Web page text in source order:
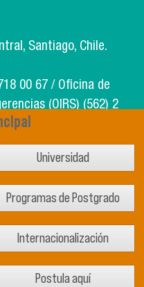
Universidad
Programas de Postgrado
Internacionalización
Postula aquí
Santiago, Chile.
00 67 / Oficina de
(OIRS) (562) 2
718 02 25